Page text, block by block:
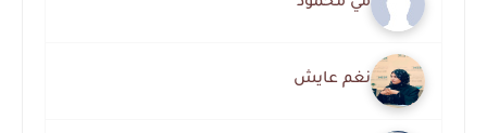
نغم عايش